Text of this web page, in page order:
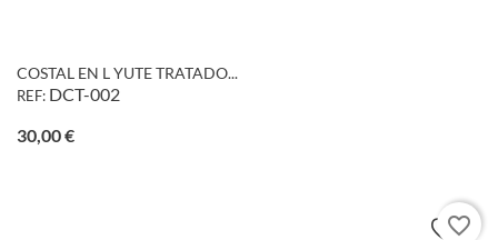
COSTAL EN L YUTE TRATADO...
REF: DCT-002
30,00 €Precio
favorite_border